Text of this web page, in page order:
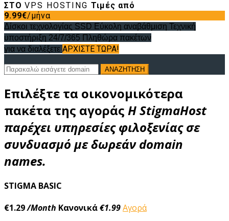
ΣΤΟ VPS HOSTING Τιμές από
9.99€/μήνα
Δίσκοι τεχνολογίας SSD Εύκολη αναβάθμιση Τεχνική
υποστήριξη 24/7/365 Πληθώρα πακέτων
για να διαλέξετε ΑΡΧΊΣΤΕ ΤΏΡΑ!
ΑΝΑΖΗΤΗΣΗ
Επιλέξτε τα οικονομικότερα
πακέτα της αγοράς Η StigmaHost
παρέχει υπηρεσίες φιλοξενίας σε
συνδυασμό με δωρεάν domain
names.
STIGMA BASIC
€1.29/Month Κανονικά€1.99Αγορά